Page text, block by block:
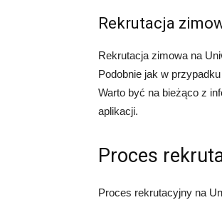
Rekrutacja
Rekrutacja zimowa na
Podobnie jak w
Warto być na bieżąco z
aplikacji.
Proces
Proces rekrutacyjny na